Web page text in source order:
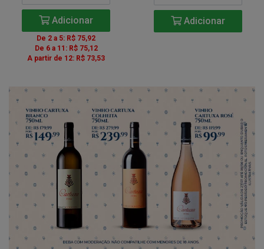
Adicionar
De 2 a 5: R$ 75,92
De 6 a 11: R$ 75,12
A partir de 12: R$ 73,53
Adicionar